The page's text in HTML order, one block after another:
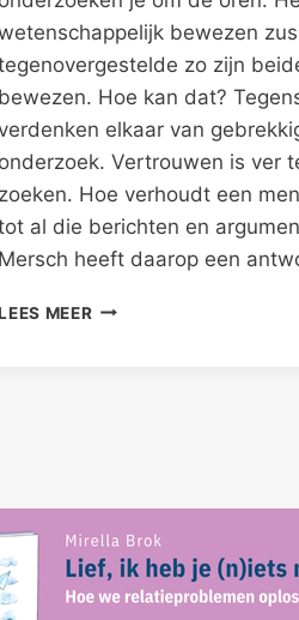
bewezen
zo zijn
bewezen. Hoe kan dat?
elkaar van
onderzoek. Vertrouwen is ver
zoeken. Hoe verhoudt een
al die berichten en
Mersch heeft daarop een
MEERONDERZOEK